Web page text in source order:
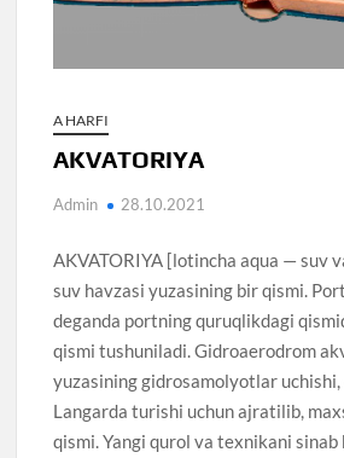
A HARFI
AKVATORIYA
Admin 28.10.2021
AKVATORIYA [lotincha aqua — suv
suv havzasi yuzasining bir qismi.
deganda portning quruqlikdagi
qismi tushuniladi. Gidroaerodrom
yuzasining gidrosamolyotlar uchishi,
Langarda turishi uchun ajratilib,
qismi. Yangi qurol va texnikani sinab